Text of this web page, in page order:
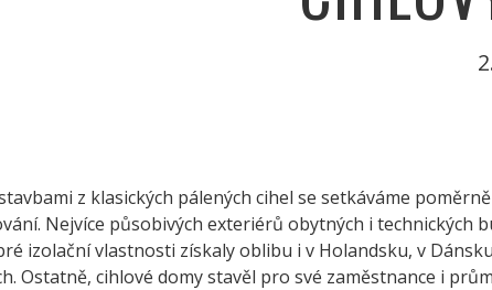
z klasických pálených cihel se setkáváme
Nejvíce působivých exteriérů obytných i technických
izolační vlastnosti získaly oblibu i v Holandsku, v
Ostatně, cihlové domy stavěl pro své zaměstnance i